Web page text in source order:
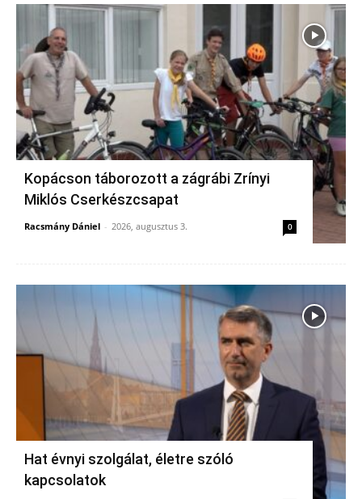
Kopácson táborozott a zágrábi Zrínyi
Miklós Cserkészcsapat
Racsmány Dániel - 2026, augusztus 3. 0
Hat évnyi szolgálat, életre szóló
kapcsolatok